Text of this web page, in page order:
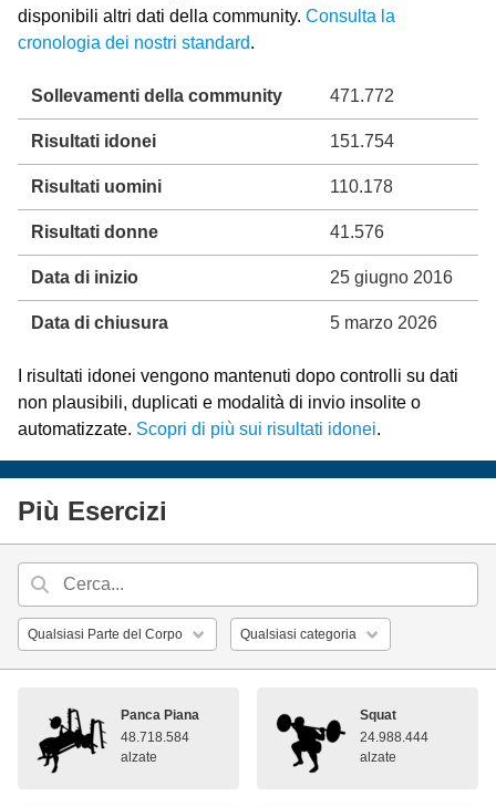
disponibili altri dati della community. Consulta la
cronologia dei nostri standard.
Sollevamenti della community 471.772
Risultati idonei 151.754
Risultati uomini 110.178
Risultati donne 41.576
Data di inizio 25 giugno 2016
Data di chiusura 5 marzo 2026
I risultati idonei vengono mantenuti dopo controlli su dati
non plausibili, duplicati e modalità di invio insolite o
automatizzate. Scopri di più sui risultati idonei.
Più Esercizi
Panca Piana
48.718.584
alzate
Squat
24.988.444
alzate